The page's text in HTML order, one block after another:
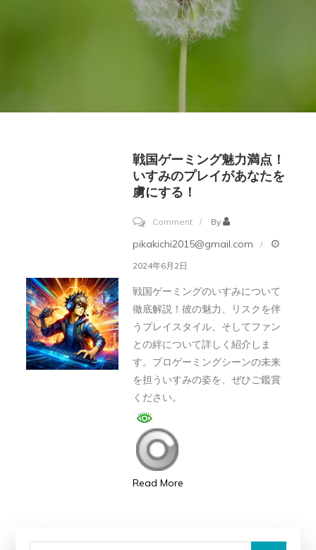
戦国ゲーミング魅力満点！
いすみのプレイがあなたを
虜にする！
Commenton
戦
ー
ン
グ
魅
By
pikakichi2015@gmail.com
2024年6月2日
戦国ゲーミングのいすみについて
徹底解説！彼の魅力、リスクを伴
うプレイスタイル、そしてファン
との絆について詳しく紹介しま
す。プロゲーミングシーンの未来
を担ういすみの姿を、ぜひご鑑賞
ください。
Read More